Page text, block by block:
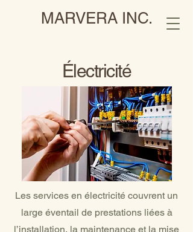
MARVERA INC.
Électricité
Les services en électricité couvrent un
large éventail de prestations liées à
l’installation, la maintenance et la mise